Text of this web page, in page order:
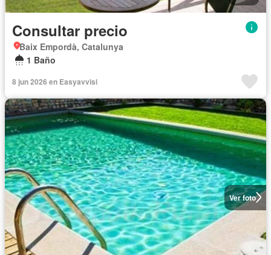
Consultar precio
Baix Empordà, Catalunya
1 Baño
8 jun 2026 en Easyavvisi
Ver foto